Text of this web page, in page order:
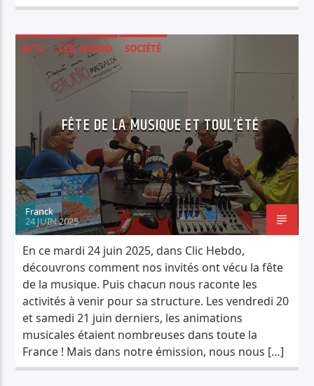
ACTU CLIC HEBDO SOCIÉTÉ
FÊTE DE LA MUSIQUE ET TOUL’ÉTÉ
Franck
24 JUIN 2025
En ce mardi 24 juin 2025, dans Clic Hebdo,
découvrons comment nos invités ont vécu la fête
de la musique. Puis chacun nous raconte les
activités à venir pour sa structure. Les vendredi 20
et samedi 21 juin derniers, les animations
musicales étaient nombreuses dans toute la
France ! Mais dans notre émission, nous nous […]